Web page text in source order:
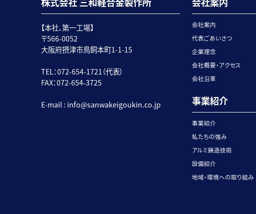
【本社、第一工場】
〒566-0052
大阪府摂津市鳥飼本町1-1-15
TEL：072-654-1721（代表）
FAX：072-654-3725
E-mail : info@sanwakeigoukin.co.jp
会社案内
代表ごあいさつ
企業理念
会社概要・アクセス
会社沿革
事業紹介
事業紹介
私たちの強み
アルミ鋳造技術
設備紹介
地域・環境への取り組み